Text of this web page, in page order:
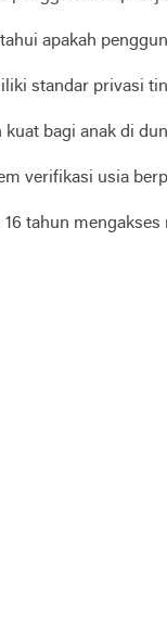
apakah
standar privasi
bagi anak di
verifikasi usia
tahun mengakses